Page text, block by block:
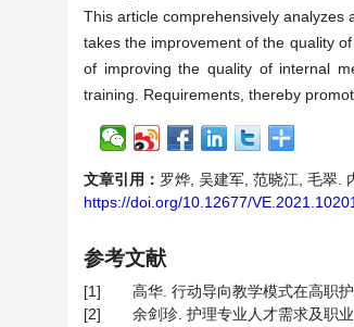
This article comprehensively analyzes
takes the improvement of the quality
of improving the quality of internal
training. Requirements, thereby
文章引用： 罗烨, 吴建军, 范晓江, 毛翠.
https://doi.org/10.12677/
参考文献
[1]
高华. 行动导向教学模式在高职
[2]
余剑珍. 护理专业人才需求及职